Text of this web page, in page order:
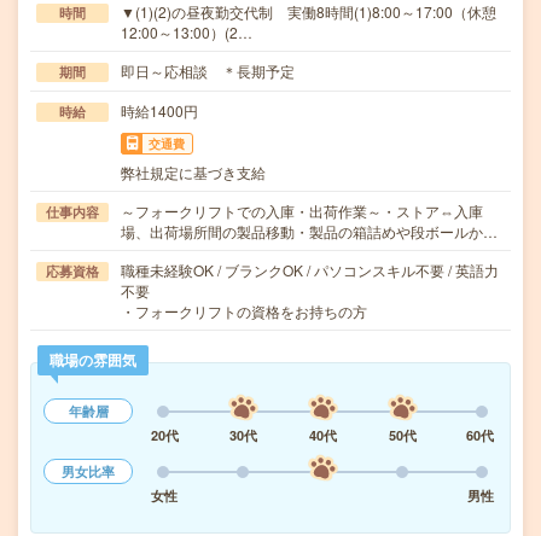
時間
▼(1)(2)の昼夜勤交代制 実働8時間(1)8:00～17:00（休憩
12:00～13:00）(2…
期間 即日～応相談 ＊長期予定
時給 時給1400円
交通費
弊社規定に基づき支給
仕事内容
～フォークリフトでの入庫・出荷作業～・ストア⇔入庫
場、出荷場所間の製品移動・製品の箱詰めや段ボールか…
応募資格
職種未経験OK / ブランクOK / パソコンスキル不要 / 英語力
不要
・フォークリフトの資格をお持ちの方
職場の雰囲気
年齢層
20代
30代 40代 50代
60代
男女比率
女性
男性